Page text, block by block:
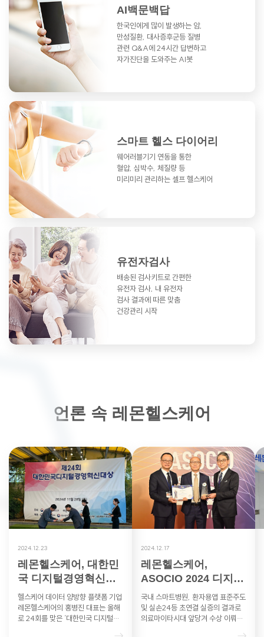
AI백문백답
한국인에게 많이 발생하는 암,
만성질환, 대사증후군등 질병
관련 Q&A에24시간 답변하고
자가진단을 도와주는 AI봇
스마트 헬스 다이어리
웨어러블기기 연동을 통한
혈압, 심박수, 체질량 등
미리미리 관리하는 셀프 헬스케어
유전자검사
배송된 검사키트로 간편한
유전자 검사, 내 유전자
검사 결과에 따른 맞춤
건강관리 시작
언론 속 레몬헬스케어
2024.12.23
레몬헬스케어, 대한민
국 디지털경영혁신대
상 과기부 장관상
헬스케어 데이터 양방향 플랫폼 기업
레몬헬스케어의 홍병진 대표는 올해
로 24회를 맞은 ‘대한민국 디지털경
2024.12.17
레몬헬스케어,
ASOCIO 2024 디지털
헬스케어DX부문 혁신
상 수상 영…
국내 스마트병원, 환자용앱 표준주도
및 실손24등 초연결 실증의 결과로
의료마이타시대 앞당겨 수상 이뤄내